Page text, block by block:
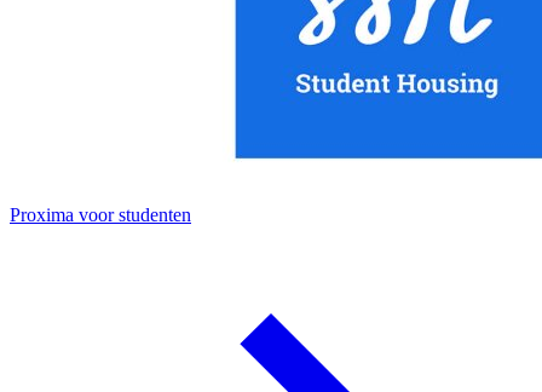
Proxima voor studenten